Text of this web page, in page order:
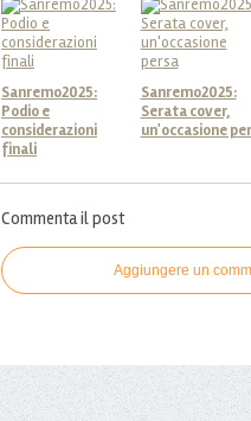
Sanremo2025:
Podio e
considerazioni
finali
Sanremo2025:
Serata cover,
un'occasione
Commenta il post
Aggiungere un